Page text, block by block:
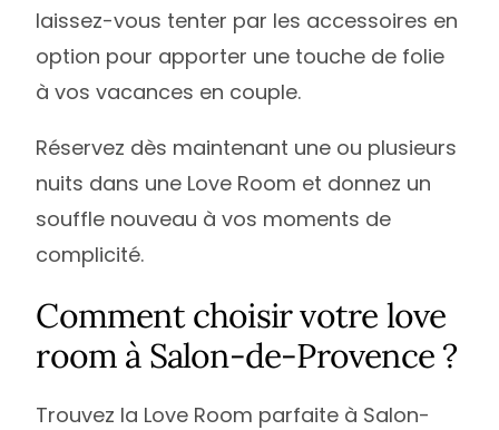
laissez-vous tenter par les accessoires en
option pour apporter une touche de folie
à vos vacances en couple.
Réservez dès maintenant une ou plusieurs
nuits dans une Love Room et donnez un
souffle nouveau à vos moments de
complicité.
Comment choisir votre love
room à Salon-de-Provence ?
Trouvez la Love Room parfaite à Salon-